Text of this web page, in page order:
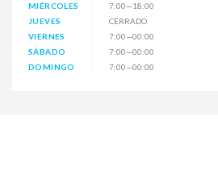
MIÉRCOLES
7:00—18:00
JUEVES
CERRADO
VIERNES
7:00—00:00
SÁBADO
7:00—00:00
DOMINGO
7:00—00:00